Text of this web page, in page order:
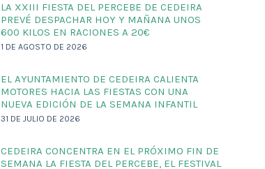
LA XXIII FIESTA DEL PERCEBE DE CEDEIRA
PREVÉ DESPACHAR HOY Y MAÑANA UNOS
600 KILOS EN RACIONES A 20€
1 DE AGOSTO DE 2026
EL AYUNTAMIENTO DE CEDEIRA CALIENTA
MOTORES HACIA LAS FIESTAS CON UNA
NUEVA EDICIÓN DE LA SEMANA INFANTIL
31 DE JULIO DE 2026
CEDEIRA CONCENTRA EN EL PRÓXIMO FIN DE
SEMANA LA FIESTA DEL PERCEBE, EL FESTIVAL